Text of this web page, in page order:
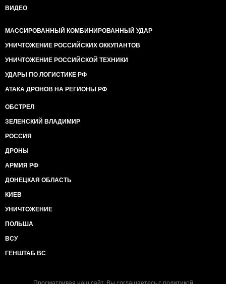
ВИДЕО
МАССИРОВАННЫЙ КОМБИНИРОВАННЫЙ УДАР
УНИЧТОЖЕНИЕ РОССИЙСКИХ ОККУПАНТОВ
УНИЧТОЖЕНИЕ РОССИЙСКОЙ ТЕХНИКИ
УДАРЫ ПО ЛОГИСТИКЕ РФ
АТАКА ДРОНОВ НА РЕГИОНЫ РФ
ОБСТРЕЛ
ЗЕЛЕНСКИЙ ВЛАДИМИР
РОССИЯ
ДРОНЫ
АРМИЯ РФ
ДОНЕЦКАЯ ОБЛАСТЬ
КИЕВ
УНИЧТОЖЕНИЕ
ПОЛЬША
ВСУ
ГЕНШТАБ ВС